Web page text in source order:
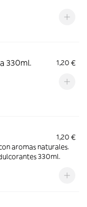
330ml. 1,20 €
1,20 €
aromas naturales.
330ml.